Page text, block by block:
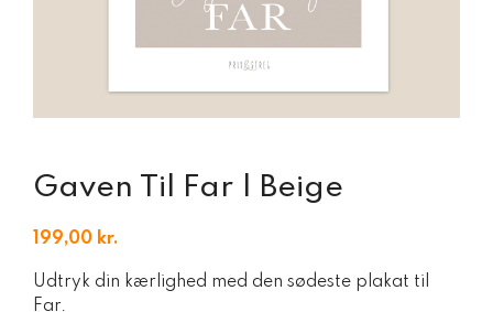
Gaven Til Far | Beige
199,00 kr.
Udtryk din kærlighed med den sødeste plakat til
Far.